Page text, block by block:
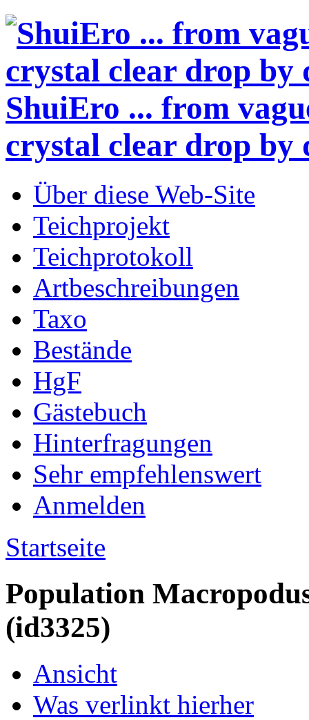
ShuiEro ... from
crystal clear drop by
Über diese Web-Site
Teichprojekt
Teichprotokoll
Artbeschreibungen
Taxo
Bestände
HgF
Gästebuch
Hinterfragungen
Sehr empfehlenswert
Anmelden
Startseite
Population
(id3325)
Ansicht
Was verlinkt hierher